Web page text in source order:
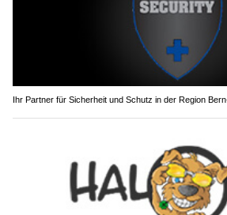
Ihr Partner für Sicherheit und Schutz in der Region